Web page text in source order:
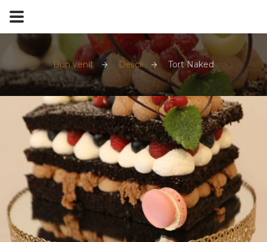
Bun venit Delicii Tort Naked